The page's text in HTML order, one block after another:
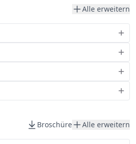
Alle erweitern
Broschüre Alle erweitern